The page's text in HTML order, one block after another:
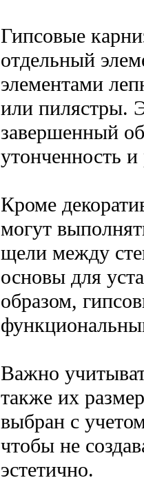
Гипсовые
отдельный
элементами
или пилястры.
завершенный
утонченность
Кроме
могут
щели между
основы для
образом,
Важно
также их
выбран с
чтобы не
эстетично.